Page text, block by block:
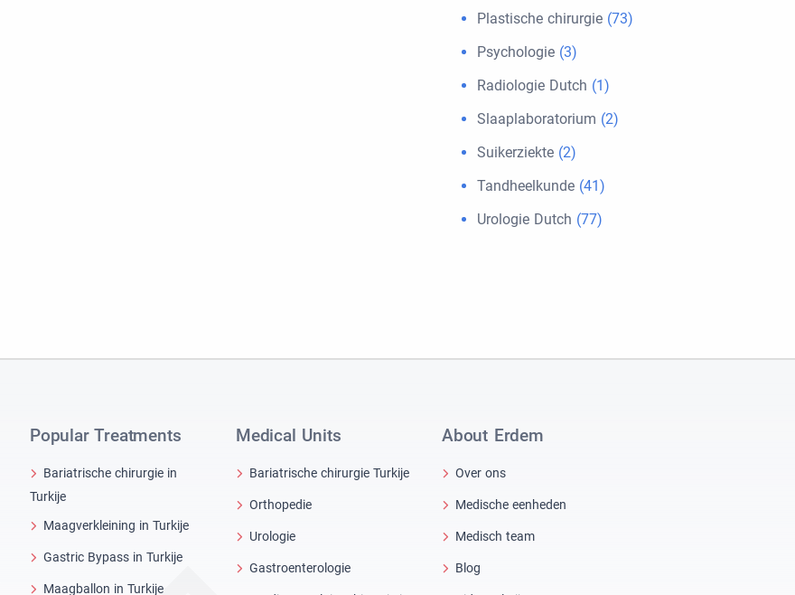
Plastische chirurgie (73)
Psychologie (3)
Radiologie Dutch (1)
Slaaplaboratorium (2)
Suikerziekte (2)
Tandheelkunde (41)
Urologie Dutch (77)
Popular Treatments
Bariatrische chirurgie in
Turkije
Maagverkleining in Turkije
Gastric Bypass in Turkije
Maagballon in Turkije
Medical Units
Bariatrische chirurgie Turkije
Orthopedie
Urologie
Gastroenterologie
About Erdem
Over ons
Medische eenheden
Medisch team
Blog